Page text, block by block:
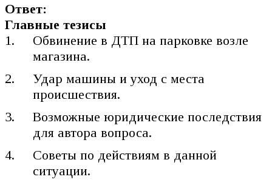
Ответ:
Главные тезисы
Обвинение в ДТП на парковке возле
магазина.
Удар машины и уход с места
происшествия.
Возможные юридические последствия
для автора вопроса.
Советы по действиям в данной
ситуации.